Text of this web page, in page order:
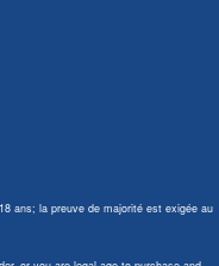
ans; la preuve de majorité est exigée au